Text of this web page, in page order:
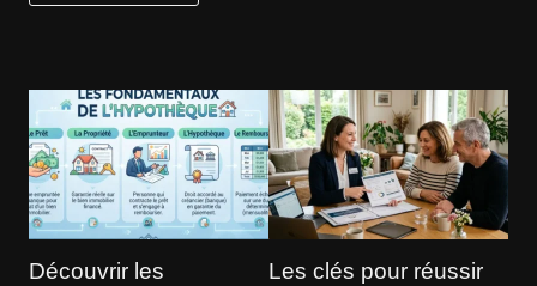
Découvrir les
Les clés pour réussir